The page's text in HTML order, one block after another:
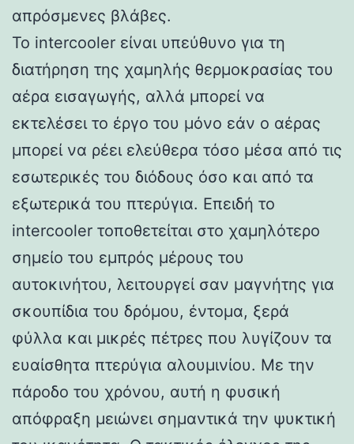
απρόσμενες βλάβες.
Το intercooler είναι υπεύθυνο για τη
διατήρηση της χαμηλής θερμοκρασίας του
αέρα εισαγωγής, αλλά μπορεί να
εκτελέσει το έργο του μόνο εάν ο αέρας
μπορεί να ρέει ελεύθερα τόσο μέσα από τις
εσωτερικές του διόδους όσο και από τα
εξωτερικά του πτερύγια. Επειδή το
intercooler τοποθετείται στο χαμηλότερο
σημείο του εμπρός μέρους του
αυτοκινήτου, λειτουργεί σαν μαγνήτης για
σκουπίδια του δρόμου, έντομα, ξερά
φύλλα και μικρές πέτρες που λυγίζουν τα
ευαίσθητα πτερύγια αλουμινίου. Με την
πάροδο του χρόνου, αυτή η φυσική
απόφραξη μειώνει σημαντικά την ψυκτική